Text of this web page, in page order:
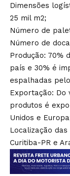
Dimensões
25 mil m2;
Número de
Número de
Produção: 70%
país e 30% é
espalhadas
Exportação: Do
produtos é
Unidos e
Localização das
Curitiba-PR e